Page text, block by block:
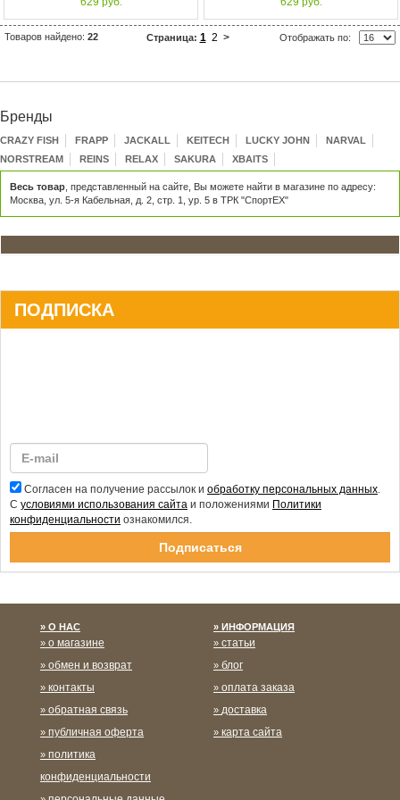
Товаров найдено: 22 Страница: 1 2 > Отображать по:
Бренды
CRAZY FISH FRAPP JACKALL KEITECH LUCKY JOHN
NARVAL
NORSTREAM
REINS RELAX SAKURA XBAITS
Весь товар , представленный на сайте, Вы можете найти в магазине по адресу:
Москва, ул. 5-я Кабельная, д. 2, стр. 1, ур. 5 в ТРК "СпортЕХ"
ПОДПИСКА
Согласен на получение рассылок и обработку персональных данных
С условиями использования сайта и положениями Политики
конфиденциальности ознакомился.
Спасибо за подписку!
О НАС
о магазине
обмен и возврат
контакты
обратная связь
публичная оферта
политика
конфиденциальности
ИНФОРМАЦИЯ
статьи
блог
оплата заказа
доставка
карта сайта